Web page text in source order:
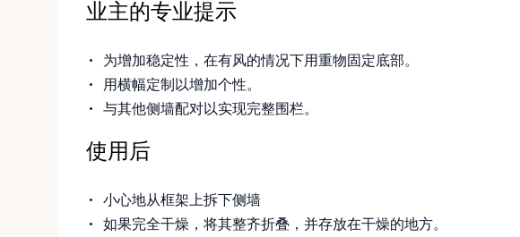
业主的专业提示
为增加稳定性，在有风的情况下用重物固定底部。
用横幅定制以增加个性。
与其他侧墙配对以实现完整围栏。
使用后
小心地从框架上拆下侧墙
如果完全干燥，将其整齐折叠，并存放在干燥的地方。